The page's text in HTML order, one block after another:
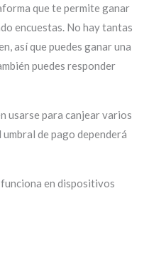
que te permite ganar
encuestas. No hay tantas
así que puedes ganar una
puedes responder
usarse para canjear varios
de pago dependerá
en dispositivos